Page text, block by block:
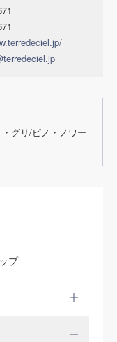
プ
グリ/ピノ・ノワー